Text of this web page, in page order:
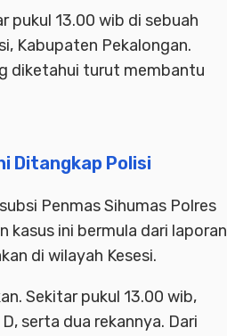
13.00 wib di sebuah
Kabupaten Pekalongan.
diketahui turut membantu
Ditangkap Polisi
Penmas Sihumas Polres
kasus ini bermula dari laporan
di wilayah Kesesi.
Sekitar pukul 13.00 wib,
serta dua rekannya. Dari